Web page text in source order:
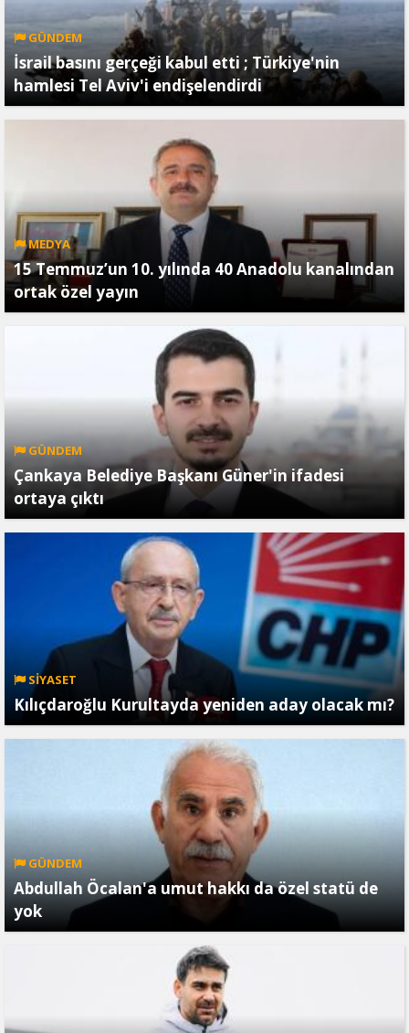
GÜNDEM
İsrail basını gerçeği kabul etti ; Türkiye'nin
hamlesi Tel Aviv'i endişelendirdi
MEDYA
15 Temmuz’un 10. yılında 40 Anadolu kanalından
ortak özel yayın
GÜNDEM
Çankaya Belediye Başkanı Güner'in ifadesi
ortaya çıktı
SİYASET
Kılıçdaroğlu Kurultayda yeniden aday olacak mı?
GÜNDEM
Abdullah Öcalan'a umut hakkı da özel statü de
yok